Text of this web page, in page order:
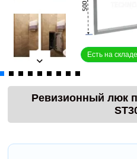
Есть на складе
Ревизионный люк